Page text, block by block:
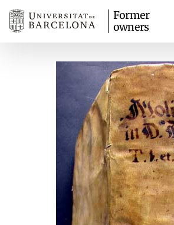
Former
owners